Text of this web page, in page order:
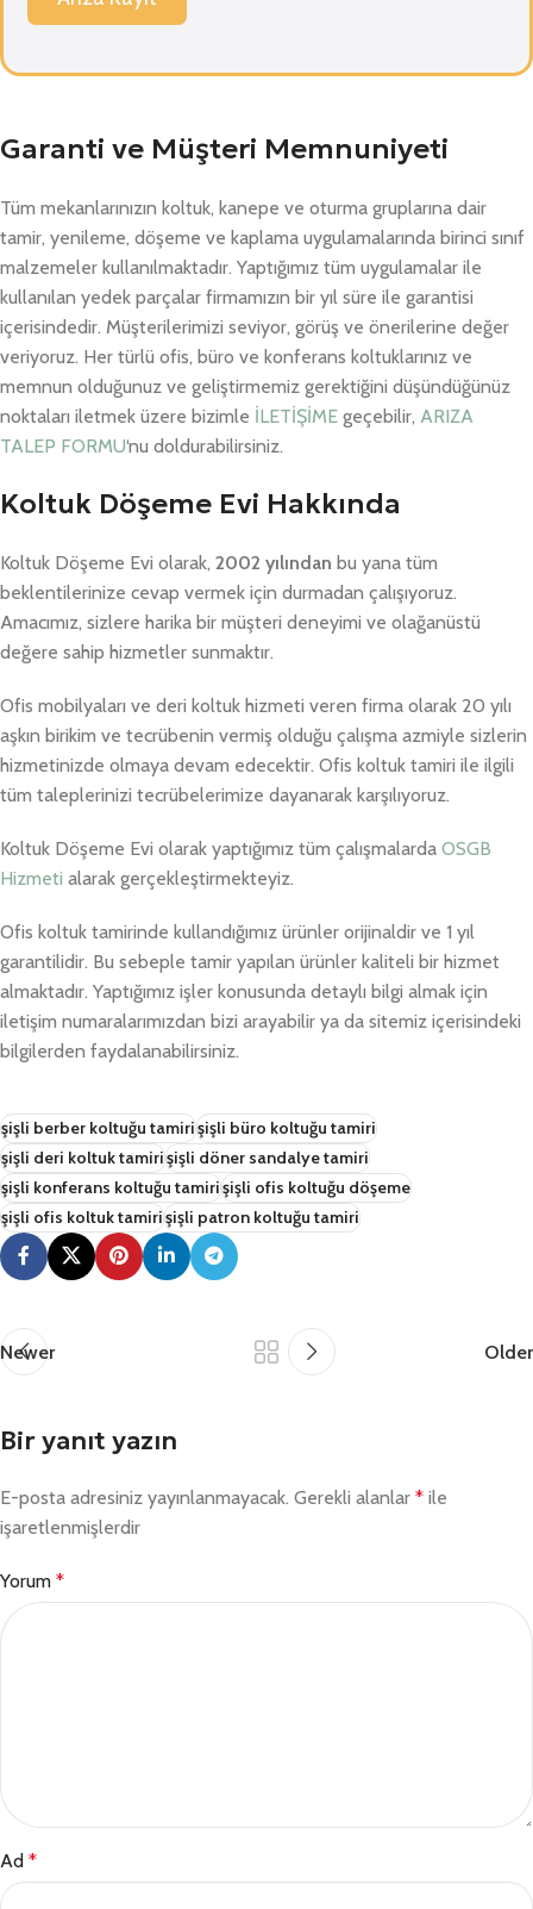
Garanti ve Müşteri Memnuniyeti
Tüm mekanlarınızın koltuk, kanepe ve oturma gruplarına dair
tamir, yenileme, döşeme ve kaplama uygulamalarında birinci sınıf
malzemeler kullanılmaktadır. Yaptığımız tüm uygulamalar ile
kullanılan yedek parçalar firmamızın bir yıl süre ile garantisi
içerisindedir. Müşterilerimizi seviyor, görüş ve önerilerine değer
veriyoruz. Her türlü ofis, büro ve konferans koltuklarınız ve
memnun olduğunuz ve geliştirmemiz gerektiğini düşündüğünüz
noktaları iletmek üzere bizimle İLETİŞİME geçebilir, ARIZA
TALEP FORMU‘nu doldurabilirsiniz.
Koltuk Döşeme Evi Hakkında
Koltuk Döşeme Evi olarak, 2002 yılından bu yana tüm
beklentilerinize cevap vermek için durmadan çalışıyoruz.
Amacımız, sizlere harika bir müşteri deneyimi ve olağanüstü
değere sahip hizmetler sunmaktır.
Ofis mobilyaları ve deri koltuk hizmeti veren firma olarak 20 yılı
aşkın birikim ve tecrübenin vermiş olduğu çalışma azmiyle sizlerin
hizmetinizde olmaya devam edecektir. Ofis koltuk tamiri ile ilgili
tüm taleplerinizi tecrübelerimize dayanarak karşılıyoruz.
Koltuk Döşeme Evi olarak yaptığımız tüm çalışmalarda OSGB
Hizmeti alarak gerçekleştirmekteyiz.
Ofis koltuk tamirinde kullandığımız ürünler orijinaldir ve 1 yıl
garantilidir. Bu sebeple tamir yapılan ürünler kaliteli bir hizmet
almaktadır. Yaptığımız işler konusunda detaylı bilgi almak için
iletişim numaralarımızdan bizi arayabilir ya da sitemiz içerisindeki
bilgilerden faydalanabilirsiniz.
şişli berber koltuğu tamirişişli büro koltuğu tamiri
şişli deri koltuk tamirişişli döner sandalye tamiri
şişli konferans koltuğu tamirişişli ofis koltuğu döşeme
şişli ofis koltuk tamirişişli patron koltuğu tamiri
Newer Older
Bir yanıt yazın
E-posta adresiniz yayınlanmayacak. Gerekli alanlar * ile
işaretlenmişlerdir
Yorum *
Ad *